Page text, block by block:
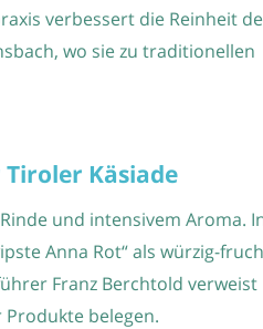
verbessert die Reinheit
wo sie zu traditionellen
Käsiade
und intensivem Aroma.
Anna Rot“ als würzig-
Franz Berchtold verweist
belegen.